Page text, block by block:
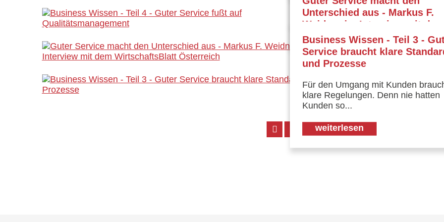
weiterlesen
umgehen. Nur so...
Qualitätsmanagement
Je größter ein Unternehmen ist,
komplexer sind die Arbeitsabläufe....
weiterlesen
Unterschied aus - Markus F.
Weidner im Interview mit dem
WirtschaftsBlatt Österreich
Der Buchautor Markus F. Weidner
Gespräch über die oft fehlende
weiterlesen
Business Wissen - Teil 3 -
Service braucht klare
und Prozesse
Für den Umgang mit Kunden
klare Regelungen. Denn nie hatten
Kunden so...
weiterlesen
Seite 9 von 11.
8 9 10